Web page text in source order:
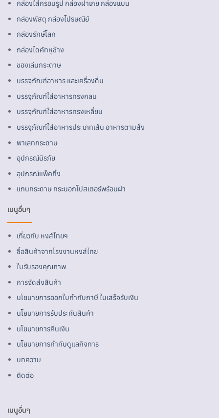
กล่องใส่กรอบรูป กล่องฝาเกย กล่องแบน
กล่องพัสดุ กล่องไปรษณีย์
กล่องรักษ์โลก
กล่องไดคัทหูช้าง
ของเล่นกระดาษ
บรรจุภัณฑ์อาหาร และเครื่องดื่ม
บรรจุภัณฑ์ใส่อาหารทรงกลม
บรรจุภัณฑ์ใส่อาหารทรงเหลี่ยม
บรรจุภัณฑ์ใส่อาหารประเภทเส้น อาหารตามสั่ง
พาเลทกระดาษ
อุปกรณ์นิรภัย
อุปกรณ์แพ็คกิ้ง
แกนกระดาษ กระบอกโปสเตอร์พร้อมฝา
เมนูอื่นๆ
เกี่ยวกับ หงส์ไทยฯ
ซื้อสินค้าจากโรงงานหงส์ไทย
ใบรับรองคุณภาพ
การจัดส่งสินค้า
นโยบายการออกใบกำกับภาษี ใบเสร็จรับเงิน
นโยบายการรับประกันสินค้า
นโยบายการคืนเงิน
นโยบายการกำกับดูแลกิจการ
บทความ
ติดต่อ
เมนูอื่นๆ